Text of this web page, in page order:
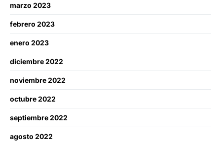
marzo 2023
febrero 2023
enero 2023
diciembre 2022
noviembre 2022
octubre 2022
septiembre 2022
agosto 2022